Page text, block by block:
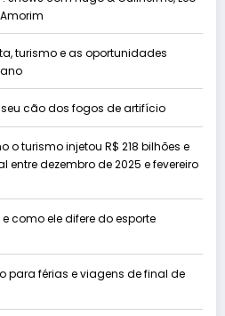
turismo e as oportunidades
cão dos fogos de artifício
o turismo injetou R$ 218 bilhões e
dezembro de 2025 e fevereiro
como ele difere do esporte
para férias e viagens de final de